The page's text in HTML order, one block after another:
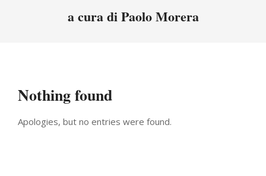
a cura di Paolo Morera
Nothing found
Apologies, but no entries were found.